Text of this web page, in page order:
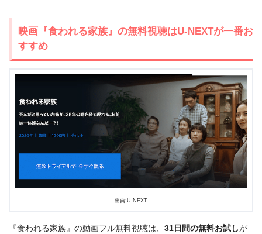
映画『食われる家族』の無料視聴はU-NEXTが一番お
すすめ
出典:U-NEXT
『食われる家族』の動画フル無料視聴は、 31日間の無料お試しが